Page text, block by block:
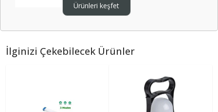
Ürünleri keşfet
İlginizi Çekebilecek Ürünler